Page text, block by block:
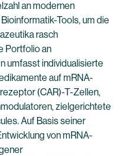
an modernen
Tools, um die
rasch
Portfolio an
umfasst individualisierte
auf mRNA-
(CAR)-T-Zellen,
zielgerichtete
Auf Basis seiner
von mRNA-